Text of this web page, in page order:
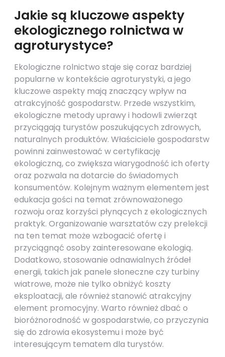
Jakie są kluczowe aspekty
ekologicznego rolnictwa w
agroturystyce?
Ekologiczne rolnictwo staje się coraz bardziej
popularne w kontekście agroturystyki, a jego
kluczowe aspekty mają znaczący wpływ na
atrakcyjność gospodarstw. Przede wszystkim,
ekologiczne metody uprawy i hodowli zwierząt
przyciągają turystów poszukujących zdrowych,
naturalnych produktów. Właściciele gospodarstw
powinni zainwestować w certyfikację
ekologiczną, co zwiększa wiarygodność ich oferty
oraz pozwala na dotarcie do świadomych
konsumentów. Kolejnym ważnym elementem jest
edukacja gości na temat zrównoważonego
rozwoju oraz korzyści płynących z ekologicznych
praktyk. Organizowanie warsztatów czy prelekcji
na ten temat może wzbogacić ofertę i
przyciągnąć osoby zainteresowane ekologią.
Dodatkowo, stosowanie odnawialnych źródeł
energii, takich jak panele słoneczne czy turbiny
wiatrowe, może nie tylko obniżyć koszty
eksploatacji, ale również stanowić atrakcyjny
element promocyjny. Warto również dbać o
bioróżnorodność w gospodarstwie, co przyczynia
się do zdrowia ekosystemu i może być
interesującym tematem dla turystów.